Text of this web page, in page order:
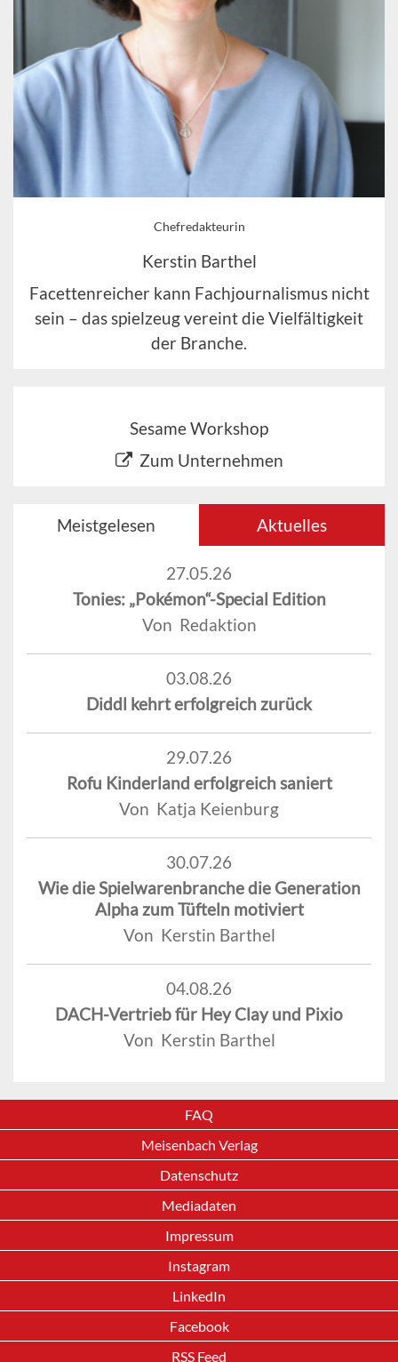
Chefredakteurin
Kerstin Barthel
Facettenreicher kann Fachjournalismus nicht
sein – das spielzeug vereint die Vielfältigkeit
der Branche.
Sesame Workshop
Zum Unternehmen
Meistgelesen Aktuelles
27.05.26
Tonies: „Pokémon“-Special Edition
Von Redaktion
03.08.26
Diddl kehrt erfolgreich zurück
29.07.26
Rofu Kinderland erfolgreich saniert
Von Katja Keienburg
30.07.26
Wie die Spielwarenbranche die Generation
Alpha zum Tüfteln motiviert
Von Kerstin Barthel
04.08.26
DACH-Vertrieb für Hey Clay und Pixio
Von Kerstin Barthel
FAQ
Meisenbach Verlag
Datenschutz
Mediadaten
Impressum
Instagram
LinkedIn
Facebook
RSS Feed